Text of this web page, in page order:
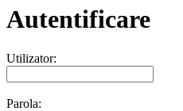
Autentificare
Utilizator:
Parola: